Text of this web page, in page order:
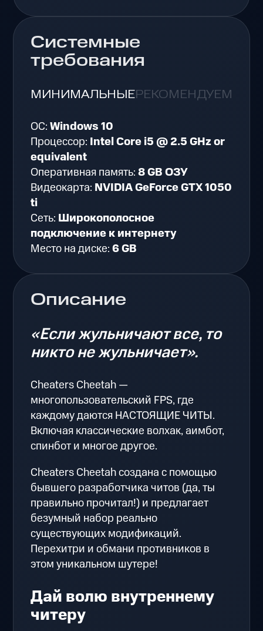
Описание
«Если жульничают все, то
никто не жульничает».
Cheaters Cheetah —
многопользовательский FPS, где
каждому даются НАСТОЯЩИЕ ЧИТЫ.
Включая классические волхак, аимбот,
спинбот и многое другое.
Cheaters Cheetah создана с помощью
бывшего разработчика читов (да, ты
правильно прочитал!) и предлагает
безумный набор реально
существующих модификаций.
Перехитри и обмани противников в
этом уникальном шутере!
Дай волю внутреннему
читеру
Системные
требования
МИНИМАЛЬНЫЕРЕКОМЕНДУЕМЫЕ
ОС:Windows 10
Процессор: Intel Core i5 @ 2.5 GHz or
equivalent
Оперативная память:8 GB ОЗУ
Видеокарта: NVIDIA GeForce GTX 1050
ti
Сеть: Широкополосное
подключение к интернету
Место на диске:6 GB